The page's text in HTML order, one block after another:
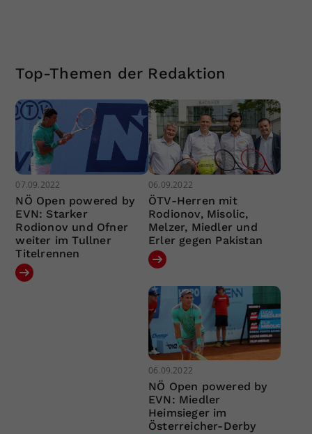
Top-Themen der Redaktion
07.09.2022
NÖ Open powered by
EVN: Starker
Rodionov und Ofner
weiter im Tullner
Titelrennen
06.09.2022
ÖTV-Herren mit
Rodionov, Misolic,
Melzer, Miedler und
Erler gegen Pakistan
06.09.2022
NÖ Open powered by
EVN: Miedler
Heimsieger im
Österreicher-Derby